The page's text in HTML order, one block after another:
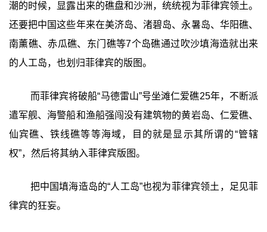
潮的时候，显露出来的礁盘和沙洲，统统视为菲律宾领土。
还要把中国这些年来在美济岛、渚碧岛、永暑岛、华阳礁、
南薰礁、赤瓜礁、东门礁等7个岛礁通过吹沙填海造就出来
的人工岛，也划归菲律宾的版图。
而菲律宾将破船“马德雷山”号坐滩仁爱礁25年，不断派
遣军舰、海警船和渔船强闯没有建筑物的黄岩岛、仁爱礁、
仙宾礁、铁线礁等等海域，目的就是显示其所谓的“管辖
权”，然后将其纳入菲律宾版图。
把中国填海造岛的“人工岛”也视为菲律宾领土，足见菲
律宾的狂妄。